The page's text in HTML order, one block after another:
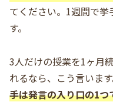
てください。1週間で
す。
3人だけの授業を1ヶ月
れるなら、こう言いま
手は発言の入り口の1